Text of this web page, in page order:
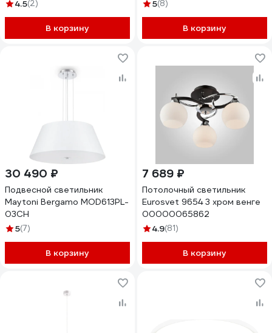
4.5(2)
В корзину
5(8)
В корзину
30 490 ₽
Подвесной светильник
Maytoni Bergamo MOD613PL-
03CH
5(7)
В корзину
7 689 ₽
Потолочный светильник
Eurosvet 9654 3 хром венге
00000065862
4.9(81)
В корзину